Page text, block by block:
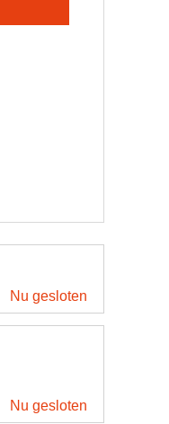
Nu gesloten
Nu gesloten